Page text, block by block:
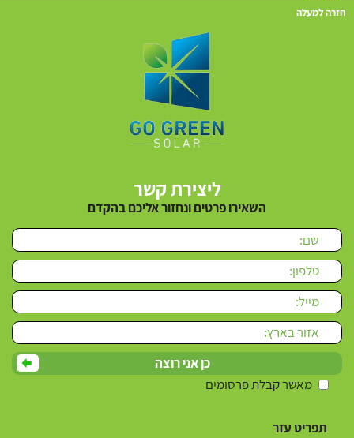
חזרה למעלה
ליצירת קשר
השאירו פרטים ונחזור אליכם בהקדם
Please leave this field empty.
מאשר קבלת פרסומים
תפריט עזר